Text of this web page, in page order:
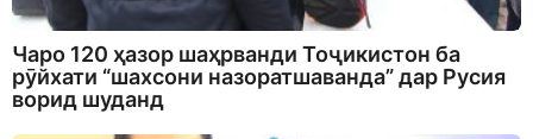
Чаро 120 ҳазор шаҳрванди Тоҷикистон ба
рӯйхати “шахсони назоратшаванда” дар Русия
ворид шуданд